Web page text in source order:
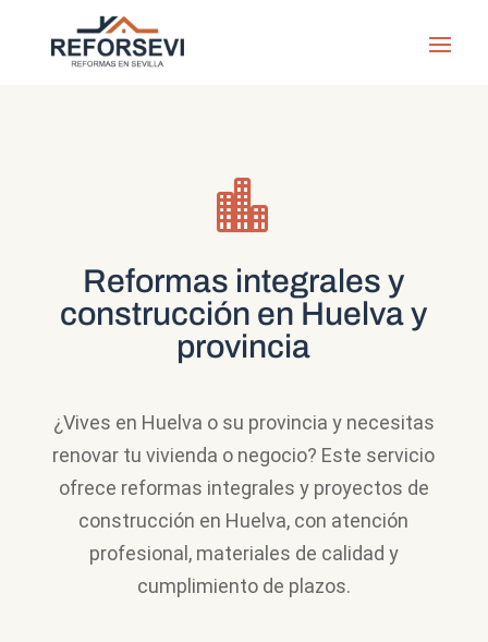

Reformas integrales y
construcción en Huelva y
provincia
¿Vives en Huelva o su provincia y necesitas
renovar tu vivienda o negocio? Este servicio
ofrece reformas integrales y proyectos de
construcción en Huelva, con atención
profesional, materiales de calidad y
cumplimiento de plazos.